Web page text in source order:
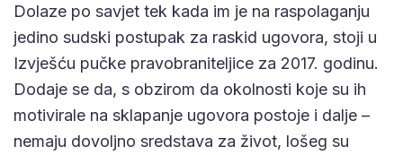
Dolaze po savjet tek kada im je na raspolaganju
jedino sudski postupak za raskid ugovora, stoji u
Izvješću pučke pravobraniteljice za 2017. godinu.
Dodaje se da, s obzirom da okolnosti koje su ih
motivirale na sklapanje ugovora postoje i dalje –
nemaju dovoljno sredstava za život, lošeg su